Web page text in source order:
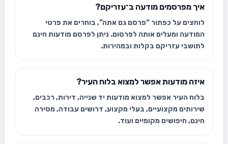
איך מפרסמים מודעה ב־עזריקם?
לוחצים על כפתור “פרסם גם אתה”, בוחרים את פרטי
המודעה ומעלים אותה לפרסום. ניתן לפרסם מודעות חינם
לתושבי עזריקם בקלות ובמהירות.
איזה מודעות אפשר למצוא בלוח העיר?
בלוח העיר אפשר למצוא מודעות יד שנייה, דירות, רכבים,
שירותים מקצועיים, בעלי מקצוע, דרושים עבודה, מסירה
חינם, חיפושים מקומיים ועוד.